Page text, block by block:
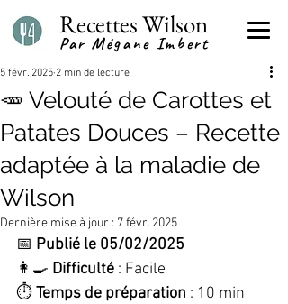
Par Mégane Imbert
Recettes Wilson
🥕 Velouté de Carottes et
Patates Douces – Recette
adaptée à la maladie de
Wilson
5 févr. 2025 2 min de lecture
Dernière mise à jour : 7 févr. 2025
📅 Publié le 05/02/2025
👩‍🍳 Difficulté : Facile
⏱️ Temps de préparation : 10 min